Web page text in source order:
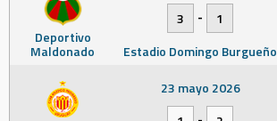
Deportivo
Maldonado
3
-
1
Estadio Domingo Burgueño
23 mayo 2026